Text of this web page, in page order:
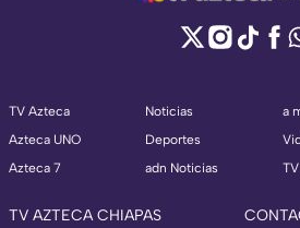
TV Azteca
Azteca UNO
Azteca 7
Noticias
Deportes
adn Noticias
a
TV AZTECA CHIAPAS